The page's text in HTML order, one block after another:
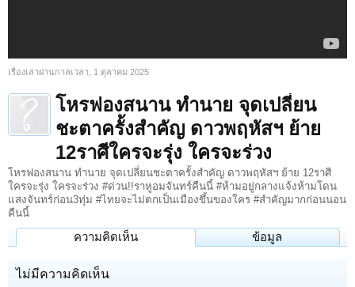
เรื่องเล่าผ่านกาลเวลา 1 ตุลาคม 2025
โหรฟองสนาน ทำนาย จุดเปลี่ยน
ชะตาครั้งสำคัญ ดาวพฤหัสฯ ย้าย
12ราศีใครจะรุ่ง ใครจะร่วง
โหรฟองสนาน ทำนาย จุดเปลี่ยนชะตาครั้งสำคัญ ดาวพฤหัสฯ ย้าย 12ราศี
ใครจะรุ่ง ใครจะร่วง #ด่วน!!ราหูอมจันทร์คืนนี้ #ห้ามอยู่กลางแจ้งห้ามโดน
แสงจันทร์ก่อน3ทุ่ม #ไทยจะไม่ตกเป็นเมืองขึ้นของใคร #สำคัญมากก่อนนอน
คืนนี้
ความคิดเห็น ข้อมูล
ไม่มีความคิดเห็น